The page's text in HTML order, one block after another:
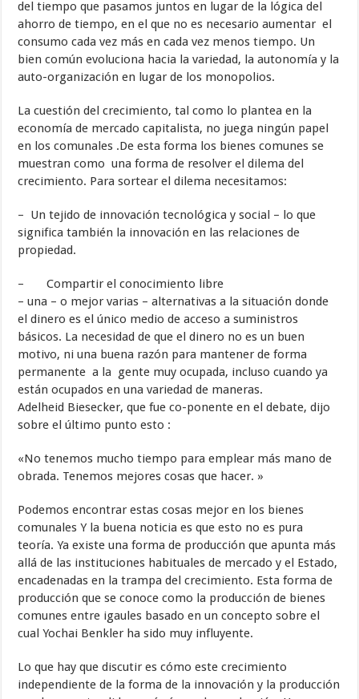
del tiempo que pasamos juntos en lugar de la lógica del
ahorro de tiempo, en el que no es necesario aumentar el
consumo cada vez más en cada vez menos tiempo. Un
bien común evoluciona hacia la variedad, la autonomía y la
auto-organización en lugar de los monopolios.
La cuestión del crecimiento, tal como lo plantea en la
economía de mercado capitalista, no juega ningún papel
en los comunales .De esta forma los bienes comunes se
muestran como una forma de resolver el dilema del
crecimiento. Para sortear el dilema necesitamos:
– Un tejido de innovación tecnológica y social – lo que
significa también la innovación en las relaciones de
propiedad.
– Compartir el conocimiento libre
– una – o mejor varias – alternativas a la situación donde
el dinero es el único medio de acceso a suministros
básicos. La necesidad de que el dinero no es un buen
motivo, ni una buena razón para mantener de forma
permanente a la gente muy ocupada, incluso cuando ya
están ocupados en una variedad de maneras.
Adelheid Biesecker, que fue co-ponente en el debate, dijo
sobre el último punto esto :
«No tenemos mucho tiempo para emplear más mano de
obrada. Tenemos mejores cosas que hacer. »
Podemos encontrar estas cosas mejor en los bienes
comunales Y la buena noticia es que esto no es pura
teoría. Ya existe una forma de producción que apunta más
allá de las instituciones habituales de mercado y el Estado,
encadenadas en la trampa del crecimiento. Esta forma de
producción que se conoce como la producción de bienes
comunes entre igaules basado en un concepto sobre el
cual Yochai Benkler ha sido muy influyente.
Lo que hay que discutir es cómo este crecimiento
independiente de la forma de la innovación y la producción